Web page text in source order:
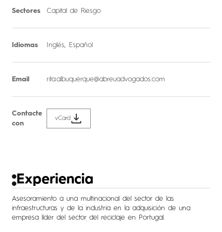
Sectores Capital de Riesgo
Idiomas Inglés, Español
Email rita.albuquerque@abreuadvogados.com
Contacte
con
vCard
Experiencia
Asesoramiento a una multinacional del sector de las
infraestructuras y de la industria en la adquisición de una
empresa líder del sector del reciclaje en Portugal.